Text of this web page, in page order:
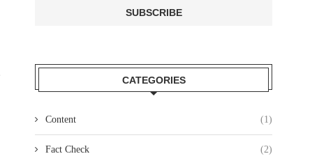
CATEGORIES
Content (1)
Fact Check (2)